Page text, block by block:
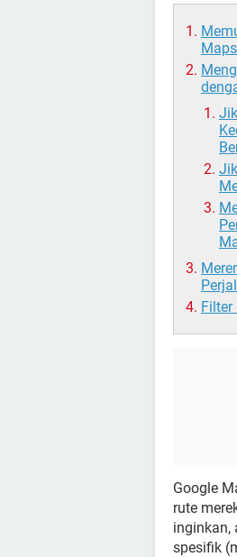
Maps
Filter
Google
rute
inginkan,
spesifik